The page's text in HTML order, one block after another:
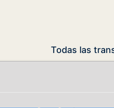
Todas las